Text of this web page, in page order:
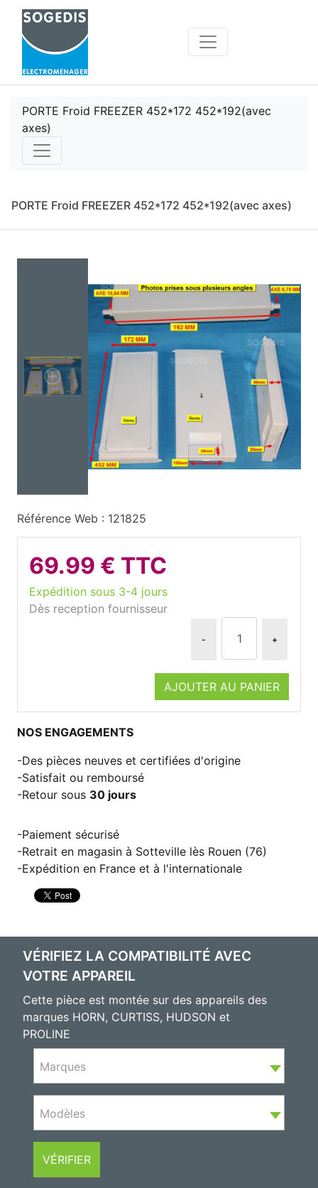
PORTE Froid FREEZER 452*172 452*192(avec
axes)
PORTE Froid FREEZER 452*172 452*192(avec axes)
Référence Web : 121825
69.99 € TTC
Expédition sous 3-4 jours
Dès reception fournisseur
- +
AJOUTER AU PANIER
NOS ENGAGEMENTS
Des pièces neuves et certifiées d'origine
Satisfait ou remboursé
Retour sous 30 jours
Paiement sécurisé
Retrait en magasin à Sotteville lès Rouen (76)
Expédition en France et à l'internationale
VÉRIFIEZ LA COMPATIBILITÉ AVEC
VOTRE APPAREIL
Cette pièce est montée sur des appareils des
marques HORN, CURTISS, HUDSON et
PROLINE
Marques
Modèles
VÉRIFIER